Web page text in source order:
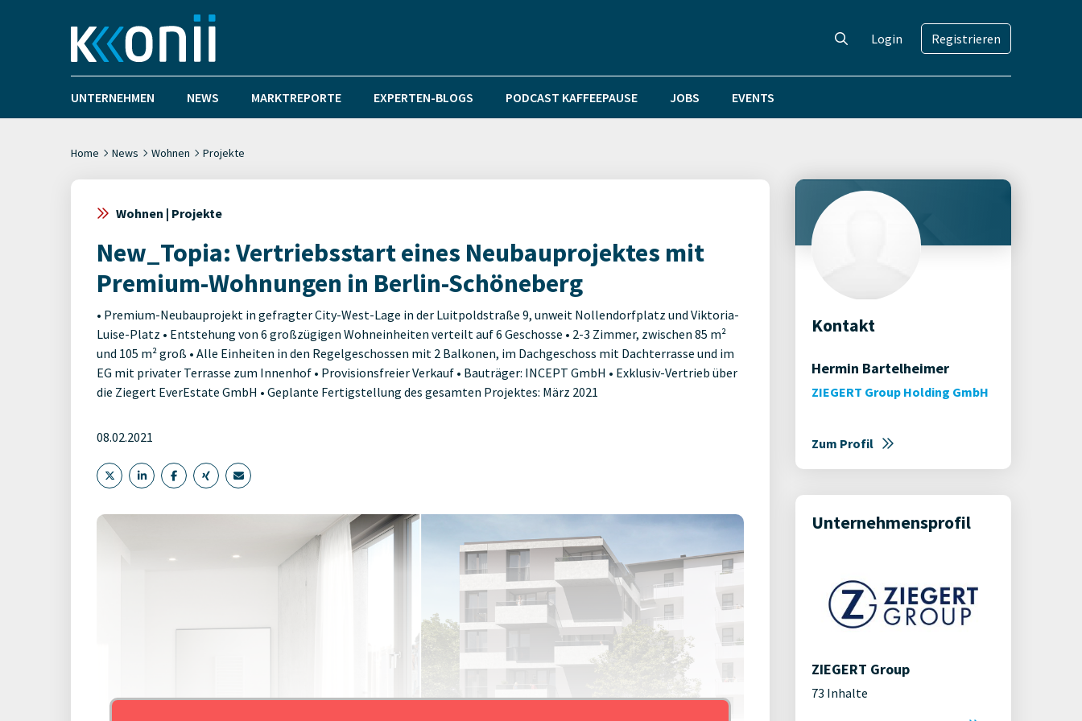
Login Registrieren
UNTERNEHMEN NEWS MARKTREPORTE EXPERTEN-BLOGS PODCAST KAFFEEPAUSE JOBS EVENTS
Home News Wohnen Projekte
Wohnen | Projekte
New_Topia: Vertriebsstart eines Neubauprojektes mit
Premium-Wohnungen in Berlin-Schöneberg
• Premium-Neubauprojekt in gefragter City-West-Lage in der Luitpoldstraße 9, unweit Nollendorfplatz und Viktoria-
Luise-Platz • Entstehung von 6 großzügigen Wohneinheiten verteilt auf 6 Geschosse • 2-3 Zimmer, zwischen 85 m²
und 105 m² groß • Alle Einheiten in den Regelgeschossen mit 2 Balkonen, im Dachgeschoss mit Dachterrasse und im
EG mit privater Terrasse zum Innenhof • Provisionsfreier Verkauf • Bauträger: INCEPT GmbH • Exklusiv-Vertrieb über
die Ziegert EverEstate GmbH • Geplante Fertigstellung des gesamten Projektes: März 2021
08.02.2021
Kontakt
Hermin Bartelheimer
ZIEGERT Group Holding GmbH
Zum Profil
Unternehmensprofil
ZIEGERT Group
73 Inhalte